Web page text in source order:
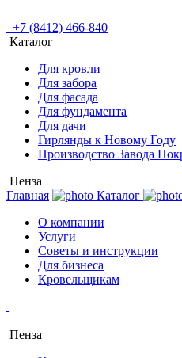
+7 (8412) 466-840
Каталог
Для кровли
Для забора
Для фасада
Для фундамента
Для дачи
Гирлянды к Новому Году
Производство Завода
Пенза
Главная
Каталог
О компании
Услуги
Советы и инструкции
Для бизнеса
Кровельщикам
Пенза